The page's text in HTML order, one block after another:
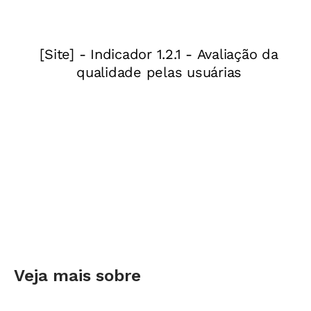
menina muito sabida de 3 anos e meio,
começou esse processo fazendo várias bolinhas
mesma forma como nos seus desenhos.
Veja mais sobre